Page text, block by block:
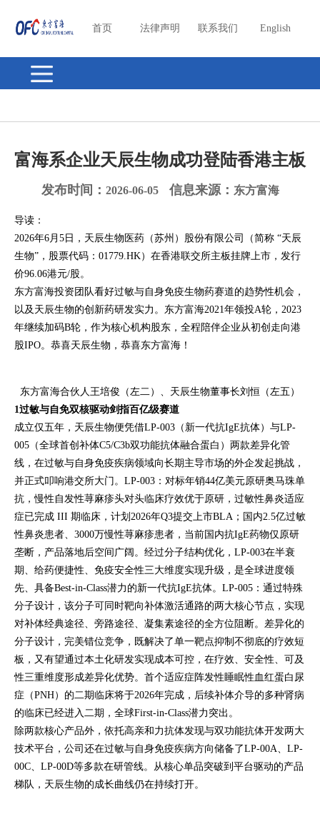
首页 法律声明 联系我们 English
富海系企业天辰生物成功登陆香港主板
发布时间： 2026-06-05信息来源： 东方富海
导读：
2026年6月5日，天辰生物医药（苏州）股份有限公司（简称 “天辰
生物”，股票代码：01779.HK）在香港联交所主板挂牌上市，发行
价96.06港元/股。
东方富海投资团队看好过敏与自身免疫生物药赛道的趋势性机会，
以及天辰生物的创新药研发实力。东方富海2021年领投A轮，2023
年继续加码B轮，作为核心机构股东，全程陪伴企业从初创走向港
股IPO。恭喜天辰生物，恭喜东方富海！
东方富海合伙人王培俊（左二）、天辰生物董事长刘恒（左五）
1过敏与自免双核驱动剑指百亿级赛道
成立仅五年，天辰生物便凭借LP-003（新一代抗IgE抗体）与LP-
005（全球首创补体C5/C3b双功能抗体融合蛋白）两款差异化管
线，在过敏与自身免疫疾病领域向长期主导市场的外企发起挑战，
并正式叩响港交所大门。LP-003：对标年销44亿美元原研奥马珠单
抗，慢性自发性荨麻疹头对头临床疗效优于原研，过敏性鼻炎适应
症已完成 III 期临床，计划2026年Q3提交上市BLA；国内2.5亿过敏
性鼻炎患者、3000万慢性荨麻疹患者，当前国内抗IgE药物仅原研
垄断，产品落地后空间广阔。经过分子结构优化，LP-003在半衰
期、给药便捷性、免疫安全性三大维度实现升级，是全球进度领
先、具备Best-in-Class潜力的新一代抗IgE抗体。LP-005：通过特殊
分子设计，该分子可同时靶向补体激活通路的两大核心节点，实现
对补体经典途径、旁路途径、凝集素途径的全方位阻断。差异化的
分子设计，完美错位竞争，既解决了单一靶点抑制不彻底的疗效短
板，又有望通过本土化研发实现成本可控，在疗效、安全性、可及
性三重维度形成差异化优势。首个适应症阵发性睡眠性血红蛋白尿
症（PNH）的二期临床将于2026年完成，后续补体介导的多种肾病
的临床已经进入二期，全球First-in-Class潜力突出。
除两款核心产品外，依托高亲和力抗体发现与双功能抗体开发两大
技术平台，公司还在过敏与自身免疫疾病方向储备了LP-00A、LP-
00C、LP-00D等多款在研管线。从核心单品突破到平台驱动的产品
梯队，天辰生物的成长曲线仍在持续打开。